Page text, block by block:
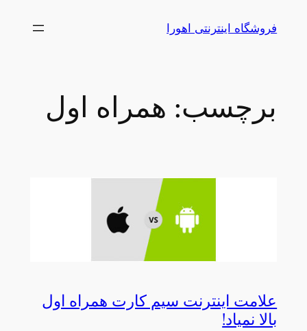
فروشگاه اینترنتی اهورا
برچسب: همراه اول
علامت اینترنت سیم کارت همراه اول
بالا نمیاد!